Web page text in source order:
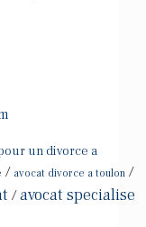
un divorce a
/ avocat divorce a toulon /
/avocat specialise